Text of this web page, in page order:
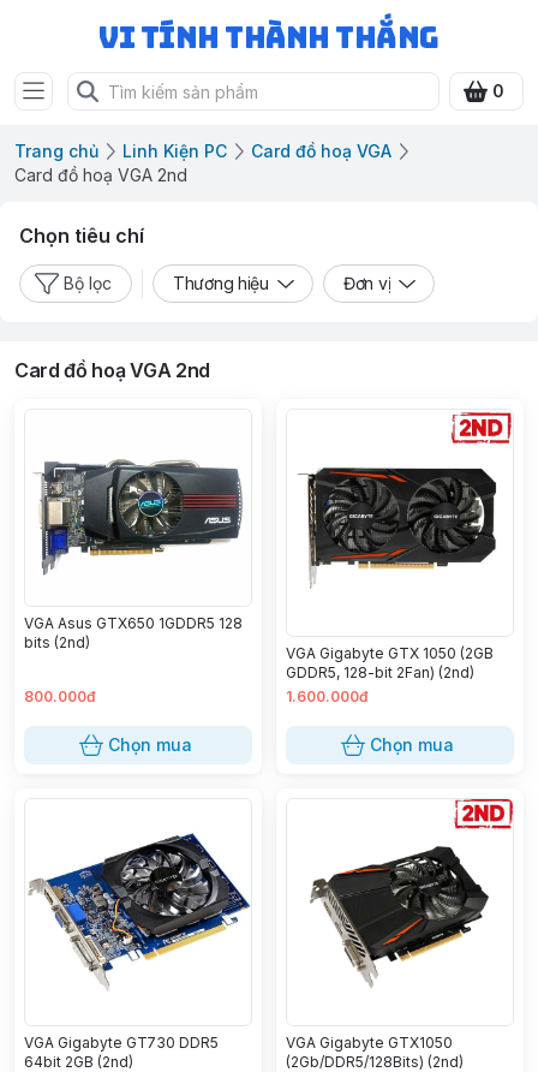
Vi Tính Thành Thắng
0
Trang chủ Linh Kiện PC
Card đồ hoạ VGA
Card đồ hoạ VGA 2nd
Chọn tiêu chí
Bộ lọc Thương hiệu Đơn vị
Card đồ hoạ VGA 2nd
VGA Asus GTX650 1GDDR5 128
bits (2nd)
800.000đ
Chọn mua
VGA Gigabyte GTX 1050 (2GB
GDDR5, 128-bit 2Fan) (2nd)
1.600.000đ
Chọn mua
VGA Gigabyte GT730 DDR5
64bit 2GB (2nd)
VGA Gigabyte GTX1050
(2Gb/DDR5/128Bits) (2nd)